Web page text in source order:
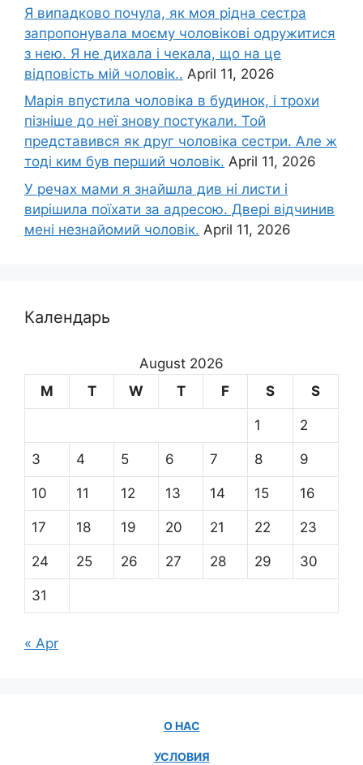
Я випадково почула, як моя рідна сестра
запропонувала моєму чоловікові одружитися
з нею. Я не дихала і чекала, що на це
відповість мій чоловік.. April 11, 2026
Марія впустила чоловіка в будинок, і трохи
пізніше до неї знову постукали. Той
представився як друг чоловіка сестри. Але ж
тоді ким був перший чоловік. April 11, 2026
У речах мами я знайшла див ні листи і
вирішила поїхати за адресою. Двері відчинив
мені незнайомий чоловік. April 11, 2026
Календарь
August 2026
M
T W T F S S
1 2
3 4 5 6 7 8 9
10 11 12 13 14 15 16
17 18 19 20 21 22 23
24 25 26 27 28 29 30
31
« Apr
О НАС
УСЛОВИЯ